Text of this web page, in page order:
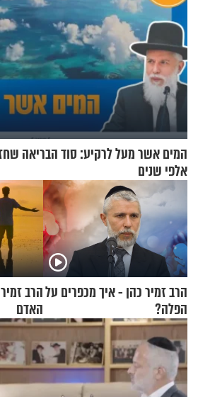
המים אשר מעל לרקיע: סוד הבריאה
אלפי שנים
הרב זמיר כהן - איך מכפרים על
הפלה?
הרב
האדם